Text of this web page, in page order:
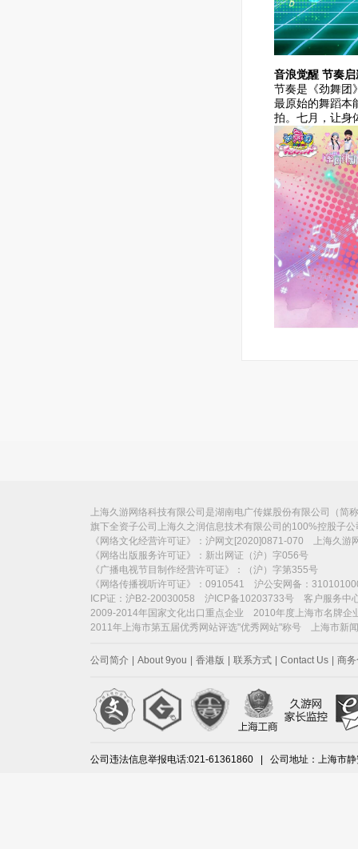
音浪觉醒 节奏启
节奏是《劲舞团
最原始的舞蹈本
拍。七月，让身
上海久游网络科技有限公司是湖南电广传媒股份有限公司（简
旗下全资子公司上海久之润信息技术有限公司的100%控股子
《网络文化经营许可证》：沪网文[2020]0871-070 上海久游
《网络出版服务许可证》：新出网证（沪）字056号
《广播电视节目制作经营许可证》：（沪）字第355号
《网络传播视听许可证》：0910541 沪公安网备：
ICP证：沪B2-20030058 沪ICP备10203733号 客户服务中
2009-2014年国家文化出口重点企业 2010年度上海市名牌企
2011年上海市第五届优秀网站评选"优秀网站"称号 上海市新
公司简介 About 9you 香港版 联系方式 Contact Us 商
公司违法信息举报电话:021-61361860 | 公司地址：上海市